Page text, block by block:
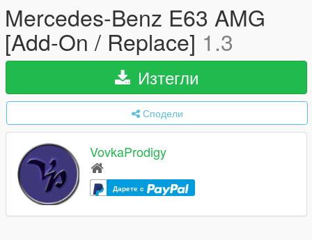
Mercedes-Benz E63 AMG
[Add-On / Replace] 1.3
Изтегли
Сподели
VovkaProdigy
Дарете с